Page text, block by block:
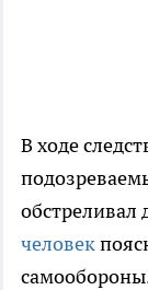
В ходе
человек